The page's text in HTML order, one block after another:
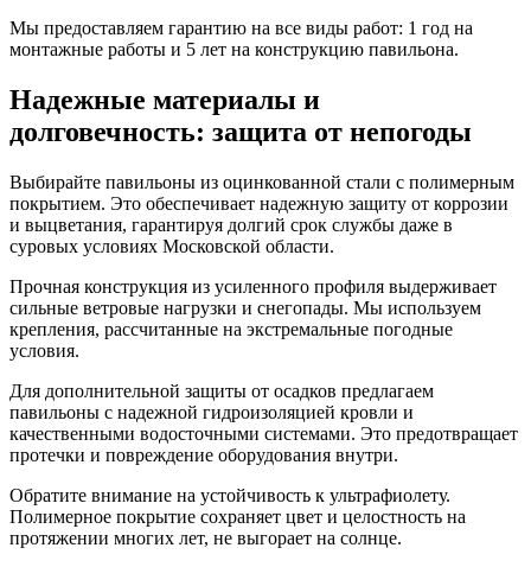
Мы предоставляем гарантию на все виды работ: 1 год на
монтажные работы и 5 лет на конструкцию павильона.
Надежные материалы и
долговечность: защита от непогоды
Выбирайте павильоны из оцинкованной стали с полимерным
покрытием. Это обеспечивает надежную защиту от коррозии
и выцветания, гарантируя долгий срок службы даже в
суровых условиях Московской области.
Прочная конструкция из усиленного профиля выдерживает
сильные ветровые нагрузки и снегопады. Мы используем
крепления, рассчитанные на экстремальные погодные
условия.
Для дополнительной защиты от осадков предлагаем
павильоны с надежной гидроизоляцией кровли и
качественными водосточными системами. Это предотвращает
протечки и повреждение оборудования внутри.
Обратите внимание на устойчивость к ультрафиолету.
Полимерное покрытие сохраняет цвет и целостность на
протяжении многих лет, не выгорает на солнце.